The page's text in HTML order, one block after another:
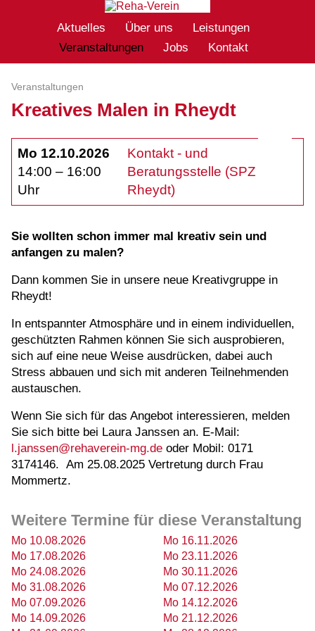
Aktuelles Über uns
Leistungen
Veranstaltungen
Jobs Kontakt
Veranstaltungen
Kreatives Malen in Rheydt
Mo 12.10.2026
14:00 – 16:00
Uhr
Kontakt - und
Beratungsstelle (SPZ
Rheydt)
Sie wollten schon immer mal kreativ sein und
anfangen zu malen?
Dann kommen Sie in unsere neue Kreativgruppe in
Rheydt!
In entspannter Atmosphäre und in einem individuellen,
geschützten Rahmen können Sie sich ausprobieren,
sich auf eine neue Weise ausdrücken, dabei auch
Stress abbauen und sich mit anderen Teilnehmenden
austauschen.
Wenn Sie sich für das Angebot interessieren, melden
Sie sich bitte bei Laura Janssen an. E-Mail:
l.janssen@rehaverein-mg.de oder Mobil: 0171
3174146. Am 25.08.2025 Vertretung durch Frau
Mommertz.
Weitere Termine für diese Veranstaltung
Mo 10.08.2026
Mo 17.08.2026
Mo 24.08.2026
Mo 31.08.2026
Mo 07.09.2026
Mo 14.09.2026
Mo 16.11.2026
Mo 23.11.2026
Mo 30.11.2026
Mo 07.12.2026
Mo 14.12.2026
Mo 21.12.2026